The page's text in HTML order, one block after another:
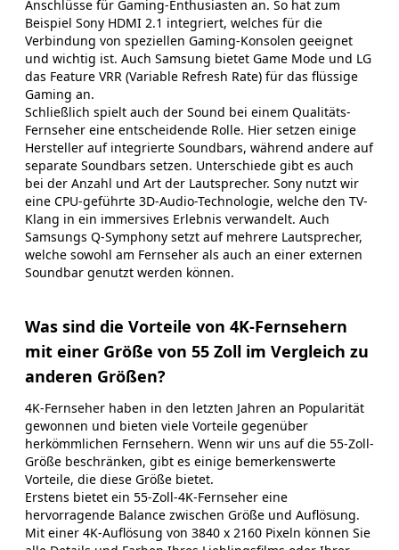
Anschlüsse für Gaming-Enthusiasten an. So hat zum
Beispiel Sony HDMI 2.1 integriert, welches für die
Verbindung von speziellen Gaming-Konsolen geeignet
und wichtig ist. Auch Samsung bietet Game Mode und LG
das Feature VRR (Variable Refresh Rate) für das flüssige
Gaming an.
Schließlich spielt auch der Sound bei einem Qualitäts-
Fernseher eine entscheidende Rolle. Hier setzen einige
Hersteller auf integrierte Soundbars, während andere auf
separate Soundbars setzen. Unterschiede gibt es auch
bei der Anzahl und Art der Lautsprecher. Sony nutzt wir
eine CPU-geführte 3D-Audio-Technologie, welche den TV-
Klang in ein immersives Erlebnis verwandelt. Auch
Samsungs Q-Symphony setzt auf mehrere Lautsprecher,
welche sowohl am Fernseher als auch an einer externen
Soundbar genutzt werden können.
Was sind die Vorteile von 4K-Fernsehern
mit einer Größe von 55 Zoll im Vergleich zu
anderen Größen?
4K-Fernseher haben in den letzten Jahren an Popularität
gewonnen und bieten viele Vorteile gegenüber
herkömmlichen Fernsehern. Wenn wir uns auf die 55-Zoll-
Größe beschränken, gibt es einige bemerkenswerte
Vorteile, die diese Größe bietet.
Erstens bietet ein 55-Zoll-4K-Fernseher eine
hervorragende Balance zwischen Größe und Auflösung.
Mit einer 4K-Auflösung von 3840 x 2160 Pixeln können Sie